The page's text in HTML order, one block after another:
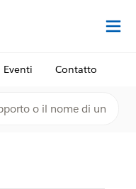
Eventi Contatto